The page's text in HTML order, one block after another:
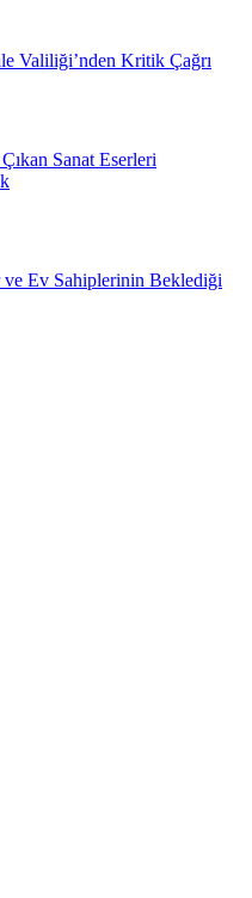
Valiliği’nden Kritik Çağrı
Çıkan Sanat Eserleri
ve Ev Sahiplerinin Beklediği